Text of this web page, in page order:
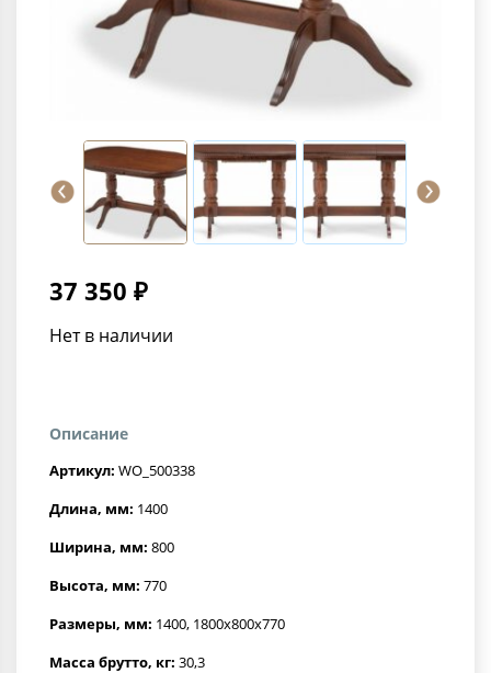
37 350 ₽
Нет в наличии
Описание
Артикул: WO_500338
Длина, мм: 1400
Ширина, мм: 800
Высота, мм: 770
Размеры, мм: 1400, 1800x800x770
Масса брутто, кг: 30,3